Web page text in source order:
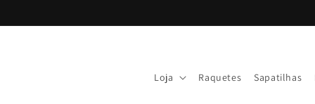
al contenido
Loja Raquetes Sapatilhas